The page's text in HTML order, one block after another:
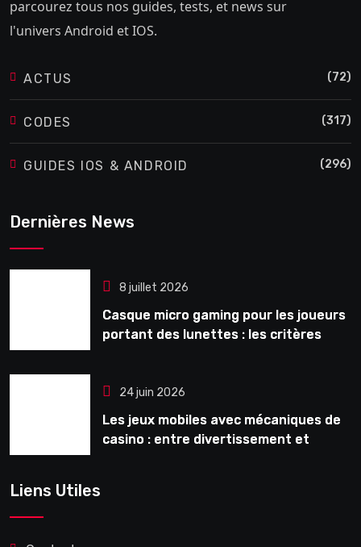
parcourez tous nos guides, tests, et news sur
l'univers Android et IOS.
ACTUS (72)
CODES (317)
GUIDES IOS & ANDROID (296)
Dernières News
8 juillet 2026
Casque micro gaming pour les joueurs
portant des lunettes : les critères
24 juin 2026
Les jeux mobiles avec mécaniques de
casino : entre divertissement et
Liens Utiles